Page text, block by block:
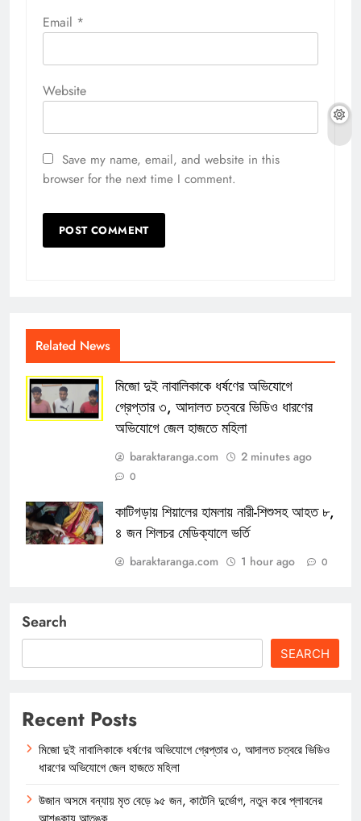
Email *
Website
Save my name, email, and website in this
browser for the next time I comment.
Related News
মিজো দুই নাবালিকাকে ধর্ষণের অভিযোগে
গ্রেপ্তার ৩, আদালত চত্বরে ভিডিও ধারণের
অভিযোগে জেল হাজতে মহিলা
baraktaranga.com 2 minutes ago
0
কাটিগড়ায় শিয়ালের হামলায় নারী-শিশুসহ আহত ৮,
৪ জন শিলচর মেডিক্যালে ভর্তি
baraktaranga.com 1 hour ago 0
Search
SEARCH
Recent Posts
মিজো দুই নাবালিকাকে ধর্ষণের অভিযোগে গ্রেপ্তার ৩, আদালত চত্বরে ভিডিও
ধারণের অভিযোগে জেল হাজতে মহিলা
উজান অসমে বন্যায় মৃত বেড়ে ৯৫ জন, কাটেনি দুর্ভোগ, নতুন করে প্লাবনের